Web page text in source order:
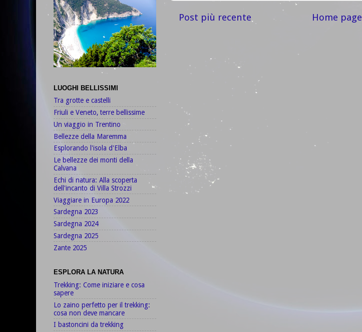
Post più recente Home page
LUOGHI BELLISSIMI
Tra grotte e castelli
Friuli e Veneto, terre bellissime
Un viaggio in Trentino
Bellezze della Maremma
Esplorando l'isola d'Elba
Le bellezze dei monti della
Calvana
Echi di natura: Alla scoperta
dell'incanto di Villa Strozzi
Viaggiare in Europa 2022
Sardegna 2023
Sardegna 2024
Sardegna 2025
Zante 2025
ESPLORA LA NATURA
Trekking: Come iniziare e cosa
sapere
Lo zaino perfetto per il trekking:
cosa non deve mancare
I bastoncini da trekking